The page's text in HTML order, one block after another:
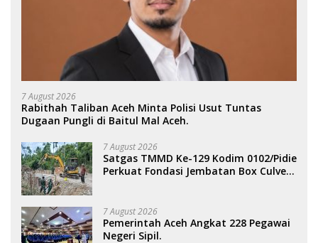
7 August 2026
Rabithah Taliban Aceh Minta Polisi Usut Tuntas
Dugaan Pungli di Baitul Mal Aceh.
7 August 2026
Satgas TMMD Ke-129 Kodim 0102/Pidie
Perkuat Fondasi Jembatan Box Culvert
7 August 2026
Pemerintah Aceh Angkat 228 Pegawai
Negeri Sipil.